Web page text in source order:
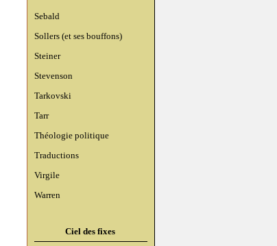
Sebald
Sollers (et ses bouffons)
Steiner
Stevenson
Tarkovski
Tarr
Théologie politique
Traductions
Virgile
Warren
Ciel des fixes